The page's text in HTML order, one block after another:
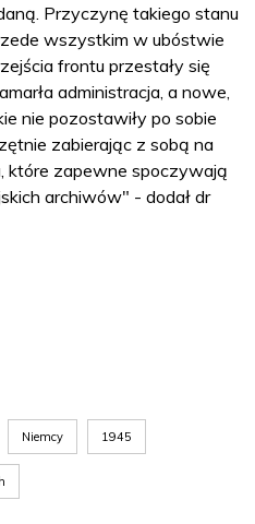
Przyczynę takiego stanu
wszystkim w ubóstwie
frontu przestały się
administracja, a nowe,
nie pozostawiły po sobie
zabierając z sobą na
które zapewne spoczywają
archiwów" - dodał dr
Niemcy 1945